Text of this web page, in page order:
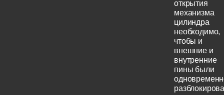
открытия
механизма
цилиндра
необходимо,
чтобы и
внешние и
внутренние
пины были